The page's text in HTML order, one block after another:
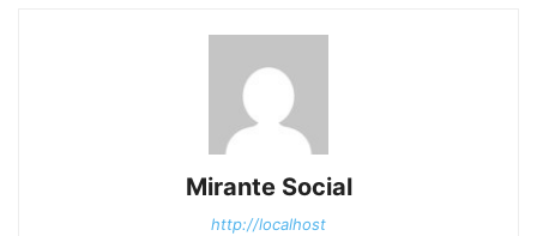
Mirante Social
http://localhost